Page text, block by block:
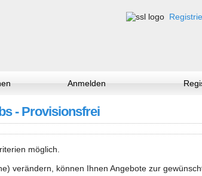
Anmelden
- Provisionsfrei
möglich.
verändern, können Ihnen Angebote zur